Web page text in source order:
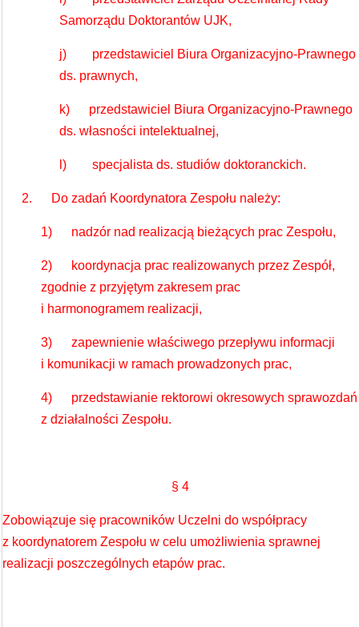
Samorządu Doktorantów UJK,
j) przedstawiciel Biura Organizacyjno-Prawnego
ds. prawnych,
k) przedstawiciel Biura Organizacyjno-Prawnego
ds. własności intelektualnej,
l) specjalista ds. studiów doktoranckich.
2. Do zadań Koordynatora Zespołu należy:
1) nadzór nad realizacją bieżących prac Zespołu,
2) koordynacja prac realizowanych przez Zespół,
zgodnie z przyjętym zakresem prac
i harmonogramem realizacji,
3) zapewnienie właściwego przepływu informacji
i komunikacji w ramach prowadzonych prac,
4) przedstawianie rektorowi okresowych sprawozdań
z działalności Zespołu.
§ 4
Zobowiązuje się pracowników Uczelni do współpracy
z koordynatorem Zespołu w celu umożliwienia sprawnej
realizacji poszczególnych etapów prac.